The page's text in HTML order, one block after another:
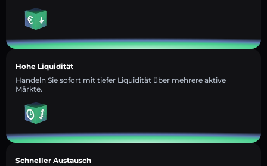
Hohe Liquidität
Handeln Sie sofort mit tiefer Liquidität über mehrere aktive
Märkte.
Schneller Austausch